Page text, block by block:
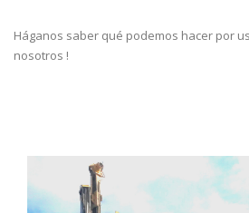
Háganos saber qué podemos hacer por
nosotros !